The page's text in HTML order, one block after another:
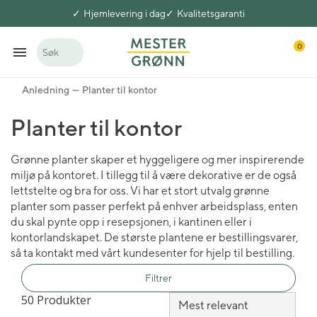
Hjemlevering i dag Kvalitetsgaranti
Søk
0
Anledning Planter til kontor
Planter til kontor
Grønne planter skaper et hyggeligere og mer inspirerende
miljø på kontoret. I tillegg til å være dekorative er de også
lettstelte og bra for oss. Vi har et stort utvalg grønne
planter som passer perfekt på enhver arbeidsplass, enten
du skal pynte opp i resepsjonen, i kantinen eller i
kontorlandskapet. De største plantene er bestillingsvarer,
så ta kontakt med vårt kundesenter for hjelp til bestilling.
Filtrer
50 Produkter